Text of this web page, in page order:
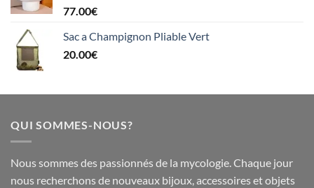
77.00€
Sac a Champignon Pliable Vert
20.00€
QUI SOMMES-NOUS?
Nous sommes des passionnés de la mycologie. Chaque jour
nous recherchons de nouveaux bijoux,accessoireset objets